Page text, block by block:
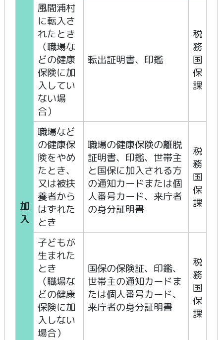
加
入
風間浦村
に転入さ
れたとき
（職場な
どの健康
保険に加
入してい
ない場
合）
転出証明書、印鑑
税
務
国
保
課
職場など
の健康保
険をやめ
たとき、
又は被扶
養者から
はずれた
とき
職場の健康保険の離脱
証明書、印鑑、世帯主
と国保に加入される方
の通知カードまたは個
人番号カード、来庁者
の身分証明書
税
務
国
保
課
子どもが
生まれた
とき
（職場な
どの健康
保険に加
入しない
場合）
国保の保険証、印鑑、
世帯主の通知カードま
たは個人番号カード、
来庁者の身分証明書
税
務
国
保
課